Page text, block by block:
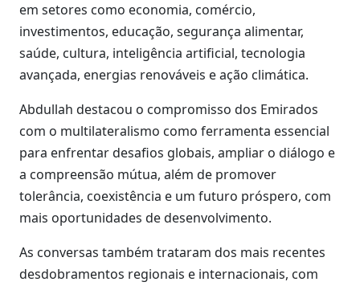
em setores como economia, comércio,
investimentos, educação, segurança alimentar,
saúde, cultura, inteligência artificial, tecnologia
avançada, energias renováveis e ação climática.
Abdullah destacou o compromisso dos Emirados
com o multilateralismo como ferramenta essencial
para enfrentar desafios globais, ampliar o diálogo e
a compreensão mútua, além de promover
tolerância, coexistência e um futuro próspero, com
mais oportunidades de desenvolvimento.
As conversas também trataram dos mais recentes
desdobramentos regionais e internacionais, com